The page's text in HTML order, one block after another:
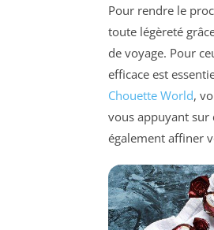
Pour rendre le
toute légèreté
de voyage. Pour
efficace est
Chouette World,
vous appuyant sur
également affiner